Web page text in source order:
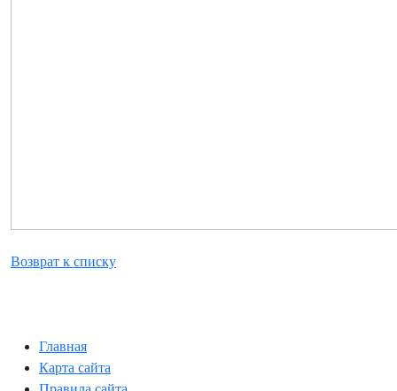
Возврат к списку
Главная
Карта сайта